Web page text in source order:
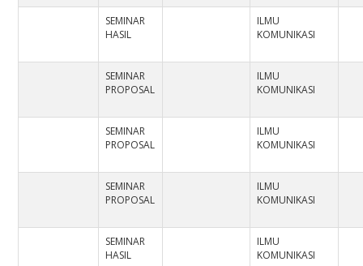
SEMINAR
HASIL
ILMU
KOMUNIKASI
SEMINAR
PROPOSAL
ILMU
KOMUNIKASI
SEMINAR
PROPOSAL
ILMU
KOMUNIKASI
SEMINAR
PROPOSAL
ILMU
KOMUNIKASI
SEMINAR
HASIL
ILMU
KOMUNIKASI